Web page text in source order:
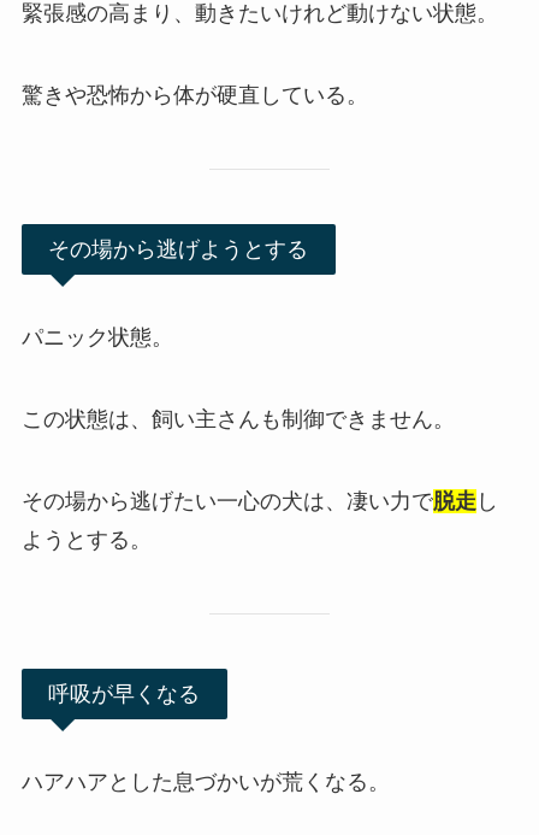
緊張感の高まり、動きたいけれど動けない状態。
驚きや恐怖から体が硬直している。
その場から逃げようとする
パニック状態。
この状態は、飼い主さんも制御できません。
その場から逃げたい一心の犬は、凄い力で脱走 し
ようとする。
呼吸が早くなる
ハアハアとした息づかいが荒くなる。